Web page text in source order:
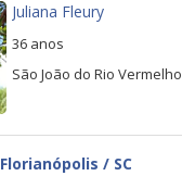
Juliana Fleury
36 anos
São João do Rio Vermelho
Florianópolis / SC